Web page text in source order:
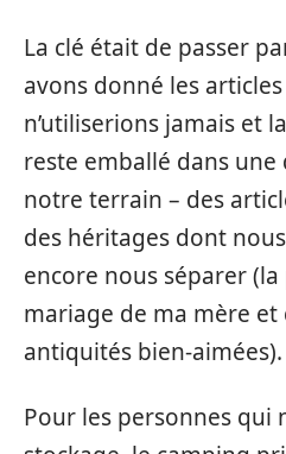
La clé était de passer
avons donné les
n’utiliserions jamais et
reste emballé dans
notre terrain – des
des héritages dont
encore nous séparer
mariage de ma mère et
antiquités bien-aimées).
Pour les personnes qui